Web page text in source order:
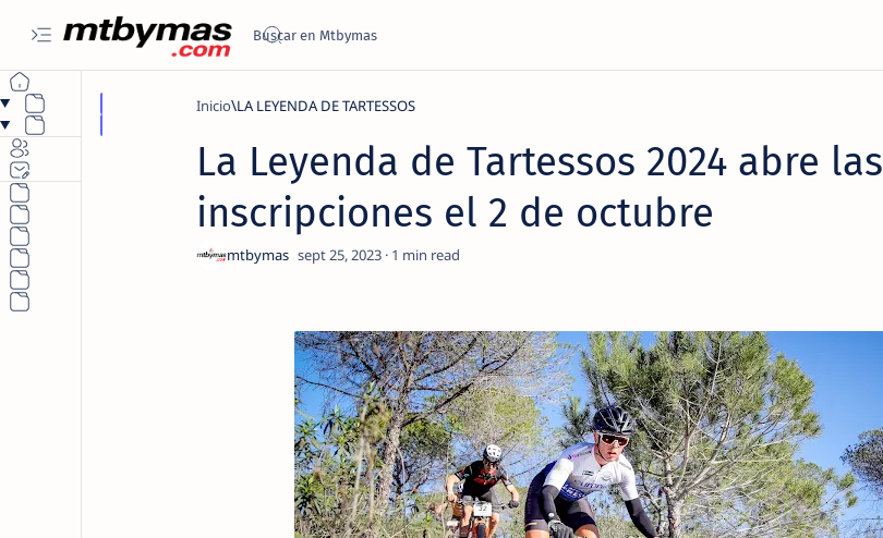
Inicio LA LEYENDA DE TARTESSOS
La Leyenda de Tartessos 2024 abre las
inscripciones el 2 de octubre
1